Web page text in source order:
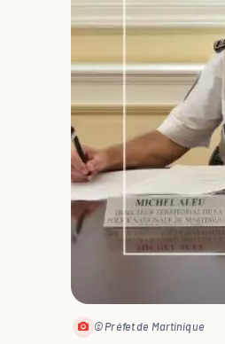
© Préfet de Martinique